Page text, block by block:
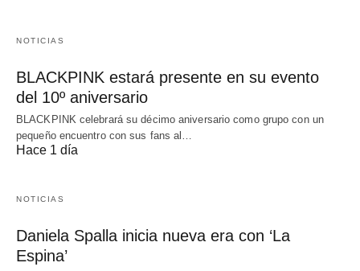
NOTICIAS
BLACKPINK estará presente en su evento
del 10º aniversario
BLACKPINK celebrará su décimo aniversario como grupo con un
pequeño encuentro con sus fans al…
Hace 1 día
NOTICIAS
Daniela Spalla inicia nueva era con ‘La
Espina’